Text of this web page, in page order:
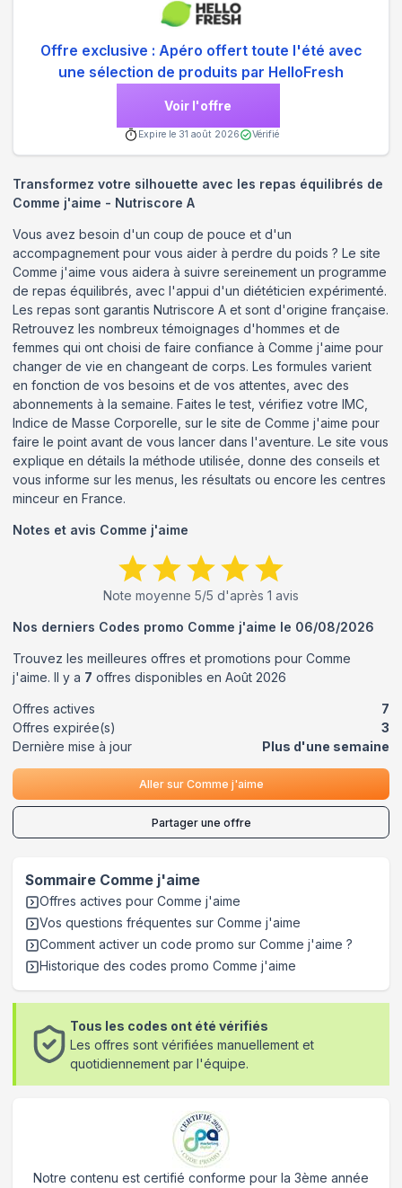
Offre exclusive : Apéro offert toute l'été avec
une sélection de produits par HelloFresh
Voir l'offre
Expire le 31 août 2026 Vérifié
Transformez votre silhouette avec les repas équilibrés de
Comme j'aime - Nutriscore A
Vous avez besoin d'un coup de pouce et d'un
accompagnement pour vous aider à perdre du poids ? Le site
Comme j'aime vous aidera à suivre sereinement un programme
de repas équilibrés, avec l'appui d'un diététicien expérimenté.
Les repas sont garantis Nutriscore A et sont d'origine française.
Retrouvez les nombreux témoignages d'hommes et de
femmes qui ont choisi de faire confiance à Comme j'aime pour
changer de vie en changeant de corps. Les formules varient
en fonction de vos besoins et de vos attentes, avec des
abonnements à la semaine. Faites le test, vérifiez votre IMC,
Indice de Masse Corporelle, sur le site de Comme j'aime pour
faire le point avant de vous lancer dans l'aventure. Le site vous
explique en détails la méthode utilisée, donne des conseils et
vous informe sur les menus, les résultats ou encore les centres
minceur en France.
Notes et avis Comme j'aime
Note moyenne 5/5 d'après 1 avis
Nos derniers Codes promo Comme j'aime le 06/08/2026
Trouvez les meilleures offres et promotions pour Comme
j'aime. Il y a 7 offres disponibles en Août 2026
Offres actives
7
Offres expirée(s)
3
Dernière mise à jour
Plus d'une semaine
Aller sur Comme j'aime
Partager une offre
Sommaire Comme j'aime
Offres actives pour Comme j'aime
Vos questions fréquentes sur Comme j'aime
Comment activer un code promo sur Comme j'aime ?
Historique des codes promo Comme j'aime
Tous les codes ont été vérifiés
Les offres sont vérifiées manuellement et
quotidiennement par l'équipe.
Notre contenu est certifié conforme pour la 3ème année